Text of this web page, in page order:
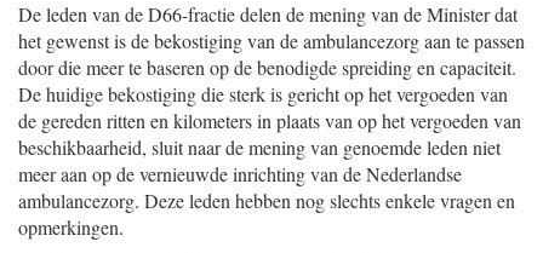
De leden van de D66-fractie delen de mening van de Minister dat
het gewenst is de bekostiging van de ambulancezorg aan te passen
door die meer te baseren op de benodigde spreiding en capaciteit.
De huidige bekostiging die sterk is gericht op het vergoeden van
de gereden ritten en kilometers in plaats van op het vergoeden van
beschikbaarheid, sluit naar de mening van genoemde leden niet
meer aan op de vernieuwde inrichting van de Nederlandse
ambulancezorg. Deze leden hebben nog slechts enkele vragen en
opmerkingen.